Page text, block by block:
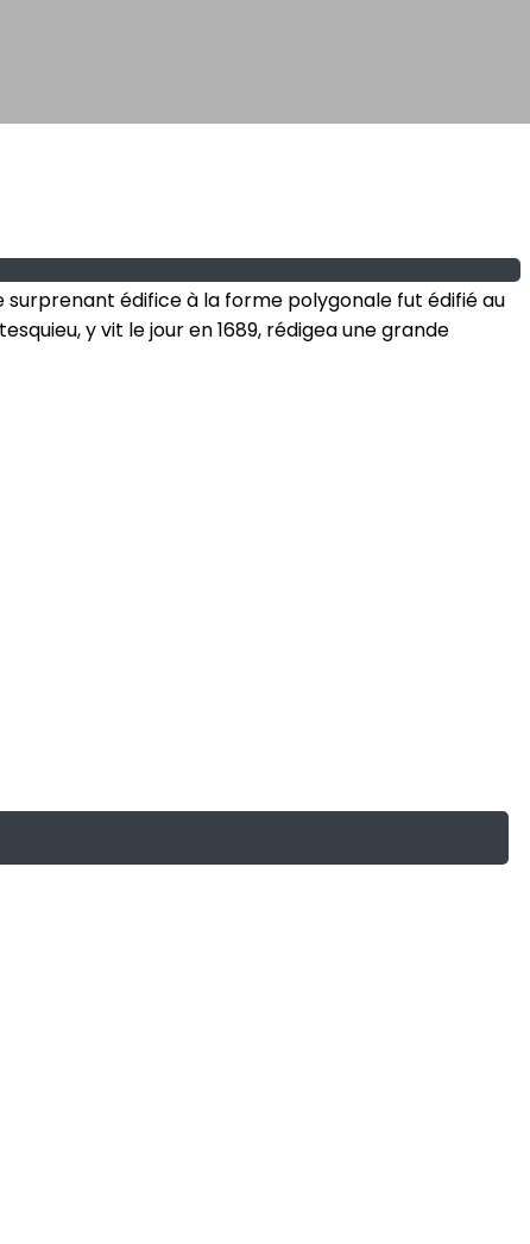
surprenant édifice à la forme polygonale fut édifié au
y vit le jour en 1689, rédigea une grande